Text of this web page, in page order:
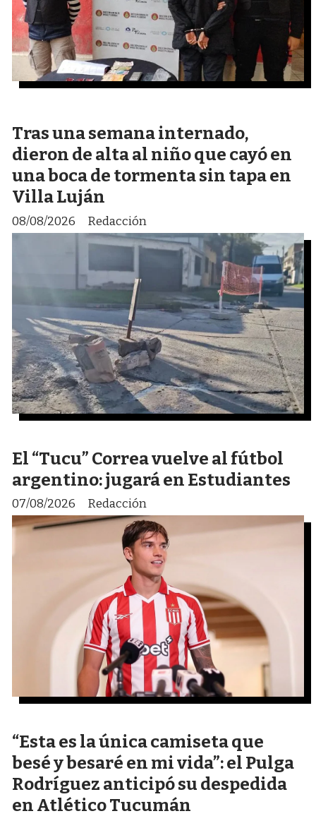
Tras una semana internado,
dieron de alta al niño que cayó en
una boca de tormenta sin tapa en
Villa Luján
Redacción
08/08/2026
El “Tucu” Correa vuelve al fútbol
argentino: jugará en Estudiantes
Redacción
07/08/2026
“Esta es la única camiseta que
besé y besaré en mi vida”: el Pulga
Rodríguez anticipó su despedida
en Atlético Tucumán